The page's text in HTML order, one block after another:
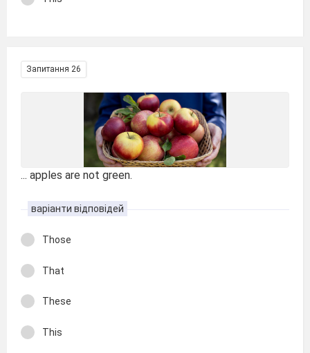
Запитання 26
... apples are not green.
варіанти відповідей
Those
That
These
This